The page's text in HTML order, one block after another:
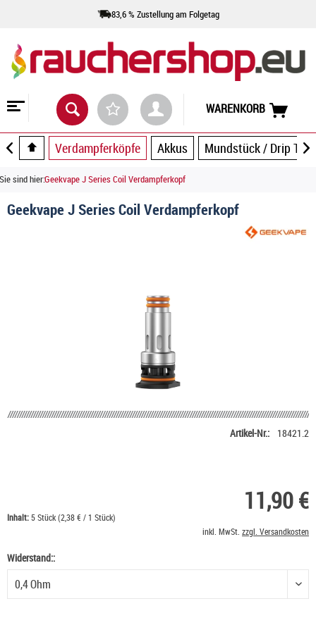
83,6 % Zustellung am Folgetag
WARENKORB
Verdampferköpfe Akkus Mundstück / Drip Tip
Sie sind hier:Geekvape J Series Coil Verdampferkopf
Geekvape J Series Coil Verdampferkopf
Artikel-Nr.: 18421.2
11,90 €
Inhalt:5 Stück (2,38 € / 1 Stück)
inkl. MwSt. zzgl. Versandkosten
Widerstand::